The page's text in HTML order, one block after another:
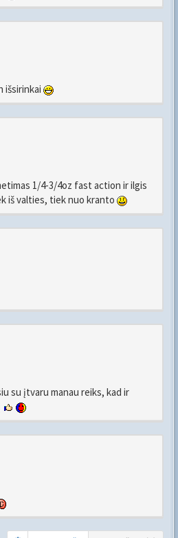
išsirinkai
1/4-3/4oz fast action ir ilgis
iš valties, tiek nuo kranto
su įtvaru manau reiks, kad ir